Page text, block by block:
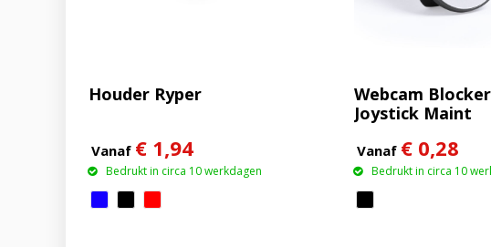
Houder Ryper
Vanaf € 1,94
Bedrukt in circa 10 werkdagen
Webcam Blocker
Joystick Maint
Vanaf € 0,28
Bedrukt in circa 10